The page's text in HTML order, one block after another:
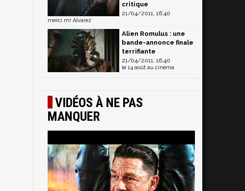
critique
21/04/2011, 16:40
merci mr Alvarez
Alien Romulus : une
bande-annonce finale
terrifiante
21/04/2011, 16:40
le 14 août au cinéma
VIDÉOS À NE PAS
MANQUER